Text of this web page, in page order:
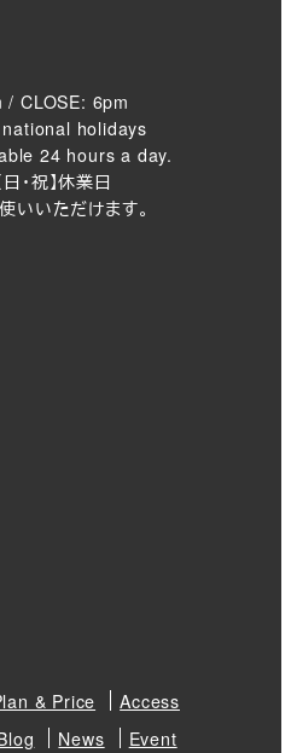
CLOSE: 6pm
holidays
24 hours a day.
・祝】休業日
いいただけます。
& Price
Access
News Event